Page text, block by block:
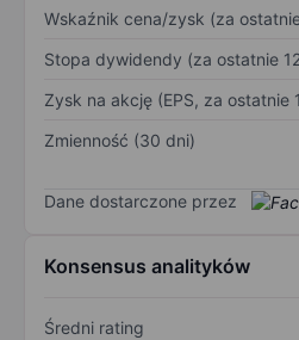
Wskaźnik cena/zysk (za
Stopa dywidendy (za ostatnie
Zysk na akcję (EPS, za ostatnie
Zmienność (30 dni)
Dane dostarczone przez
Konsensus analityków
Średni rating